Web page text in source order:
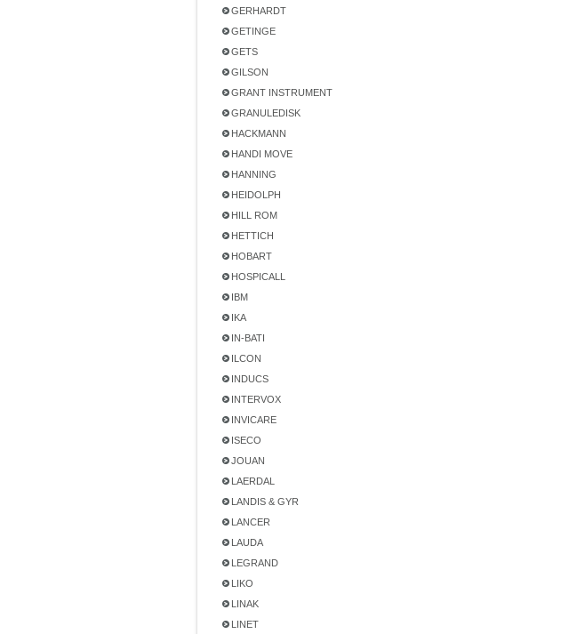
GERHARDT
GETINGE
GETS
GILSON
GRANT INSTRUMENT
GRANULEDISK
HACKMANN
HANDI MOVE
HANNING
HEIDOLPH
HILL ROM
HETTICH
HOBART
HOSPICALL
IBM
IKA
IN-BATI
ILCON
INDUCS
INTERVOX
INVICARE
ISECO
JOUAN
LAERDAL
LANDIS & GYR
LANCER
LAUDA
LEGRAND
LIKO
LINAK
LINET